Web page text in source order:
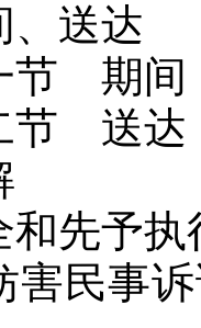
送达
期间
送达
先予执
民事诉